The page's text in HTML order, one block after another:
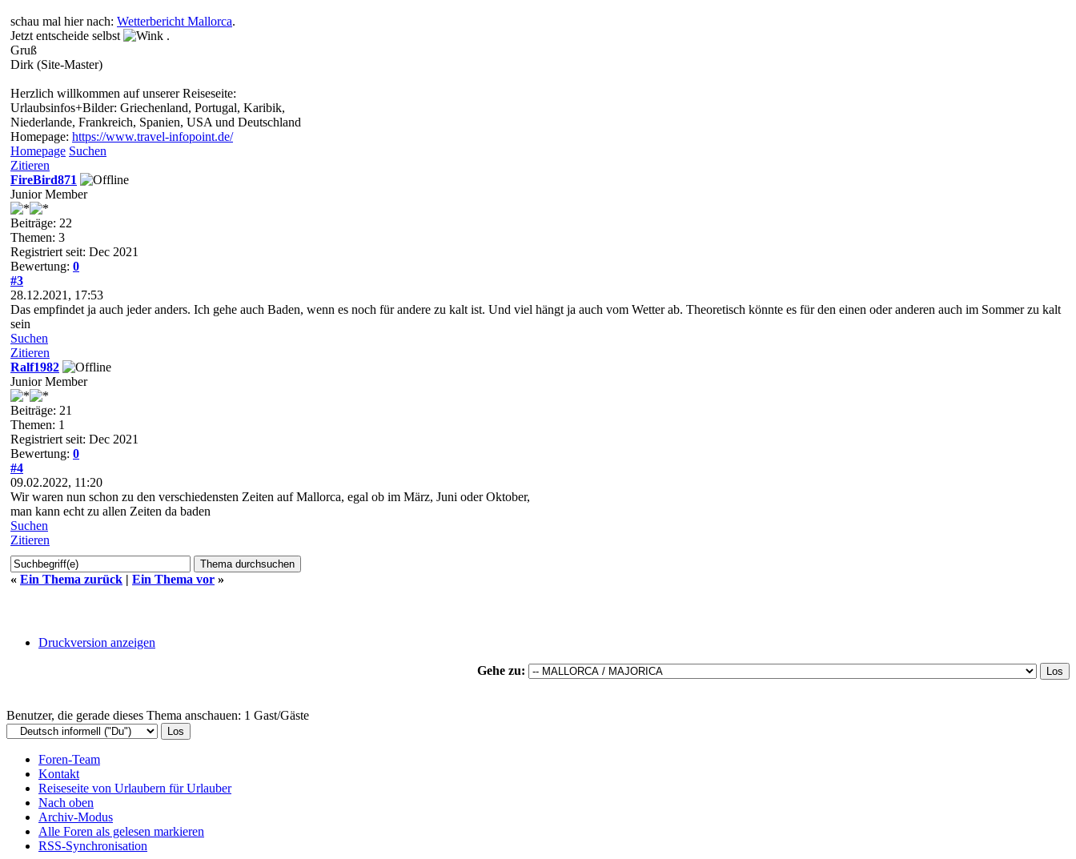
schau mal hier nach: Wetterbericht Mallorca.
Jetzt entscheide selbst
.
Gruß
Dirk (Site-Master)
Herzlich willkommen auf unserer Reiseseite:
Urlaubsinfos+Bilder: Griechenland, Portugal, Karibik,
Niederlande, Frankreich, Spanien, USA und Deutschland
Homepage: https://www.travel-infopoint.de/
Homepage Suchen
Zitieren
FireBird871
Junior Member
Beiträge: 22
Themen: 3
Registriert seit: Dec 2021
Bewertung: 0
#3
28.12.2021, 17:53
Das empfindet ja auch jeder anders. Ich gehe auch Baden, wenn es noch für andere zu kalt ist. Und viel hängt ja auch vom Wetter ab. Theoretisch könnte es für den einen oder anderen auch im Sommer zu kalt
sein
Suchen
Zitieren
Ralf1982
Junior Member
Beiträge: 21
Themen: 1
Registriert seit: Dec 2021
Bewertung: 0
#4
09.02.2022, 11:20
Wir waren nun schon zu den verschiedensten Zeiten auf Mallorca, egal ob im März, Juni oder Oktober,
man kann echt zu allen Zeiten da baden
Suchen
Zitieren
« Ein Thema zurück | Ein Thema vor »
Druckversion anzeigen
Gehe zu:
Benutzer, die gerade dieses Thema anschauen: 1 Gast/Gäste
Foren-Team
Kontakt
Reiseseite von Urlaubern für Urlauber
Nach oben
Archiv-Modus
Alle Foren als gelesen markieren
RSS-Synchronisation